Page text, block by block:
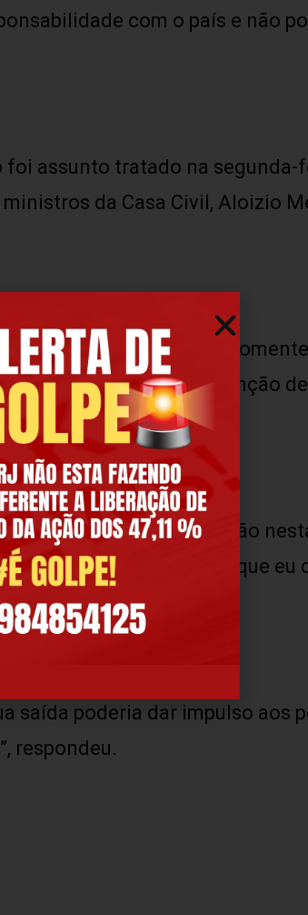
com o país e não
assunto tratado na segunda-
da Casa Civil, Aloizio
função e se ocupasse
Temer justamente na função
dia 1º de setembro.
a minha colaboração
fase e concordou que eu
disse o vice.
saída poderia dar impulso aos
respondeu.